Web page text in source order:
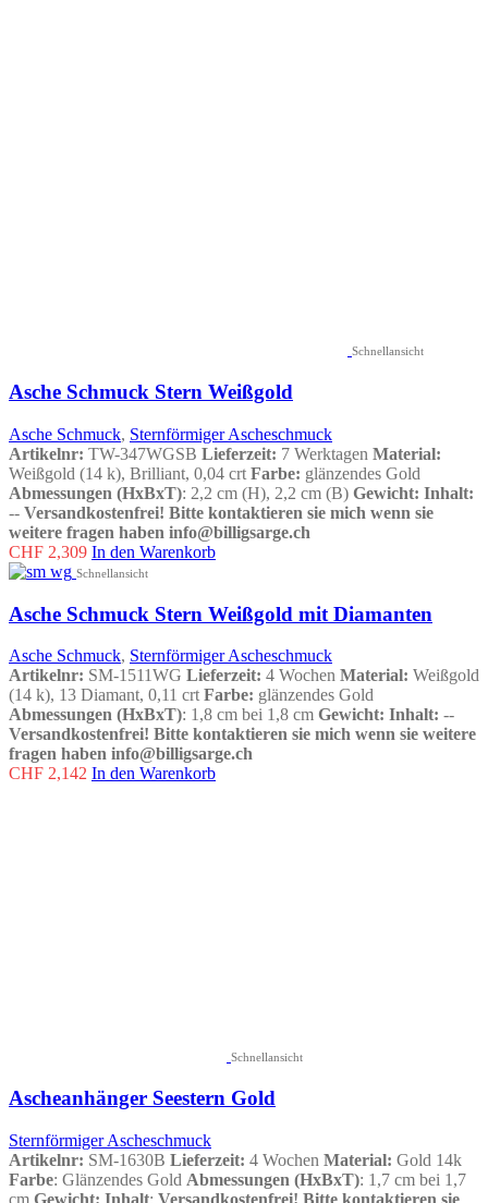
Schnellansicht
Asche Schmuck Stern Weißgold
Asche Schmuck, Sternförmiger Ascheschmuck
Artikelnr: TW-347WGSB Lieferzeit: 7 Werktagen Material:
Weißgold (14 k), Brilliant, 0,04 crt Farbe: glänzendes Gold
Abmessungen (HxBxT): 2,2 cm (H), 2,2 cm (B) Gewicht: Inhalt:
-- Versandkostenfrei! Bitte kontaktieren sie mich wenn sie
weitere fragen haben info@billigsarge.ch
CHF 2,309 In den Warenkorb
Schnellansicht
Asche Schmuck Stern Weißgold mit Diamanten
Asche Schmuck, Sternförmiger Ascheschmuck
Artikelnr: SM-1511WG Lieferzeit: 4 Wochen Material: Weißgold
(14 k), 13 Diamant, 0,11 crt Farbe: glänzendes Gold
Abmessungen (HxBxT): 1,8 cm bei 1,8 cm Gewicht: Inhalt: --
Versandkostenfrei! Bitte kontaktieren sie mich wenn sie weitere
fragen haben info@billigsarge.ch
CHF 2,142 In den Warenkorb
Schnellansicht
Ascheanhänger Seestern Gold
Sternförmiger Ascheschmuck
Artikelnr: SM-1630B Lieferzeit: 4 Wochen Material: Gold 14k
Farbe: Glänzendes Gold Abmessungen (HxBxT): 1,7 cm bei 1,7
cm Gewicht: Inhalt: Versandkostenfrei! Bitte kontaktieren sie